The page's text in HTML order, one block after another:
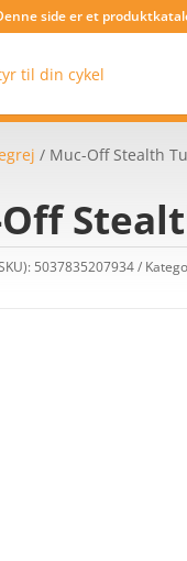
side er et
/ Muc-Off Stealth
5037835207934